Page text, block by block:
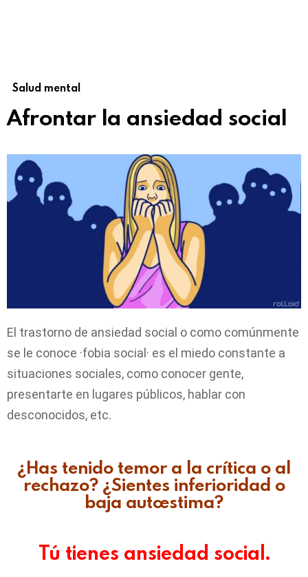
Salud mental
Afrontar la ansiedad social
El trastorno de ansiedad social o como comúnmente
se le conoce ·fobia social· es el miedo constante a
situaciones sociales, como conocer gente,
presentarte en lugares públicos, hablar con
desconocidos, etc.
¿Has tenido temor a la crítica o al
rechazo? ¿Sientes inferioridad o
baja autoestima?
Tú tienes ansiedad social.